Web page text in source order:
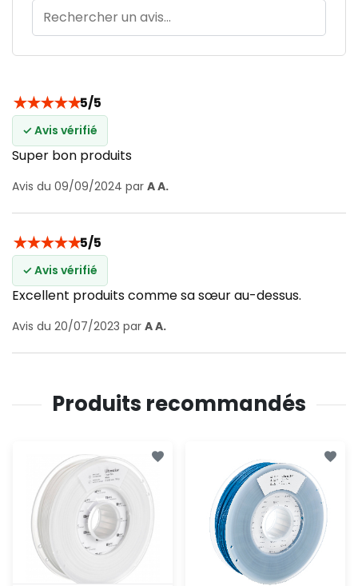
★★★★★5/5
✓ Avis vérifié
Super bon produits
Avis du 09/09/2024 par A A.
★★★★★5/5
✓ Avis vérifié
Excellent produits comme sa sœur au-dessus.
Avis du 20/07/2023 par A A.
Produits recommandés